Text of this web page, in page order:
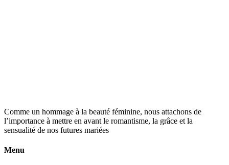
Comme un hommage à la beauté féminine, nous attachons de
l’importance à mettre en avant le romantisme, la grâce et la
sensualité de nos futures mariées
Menu